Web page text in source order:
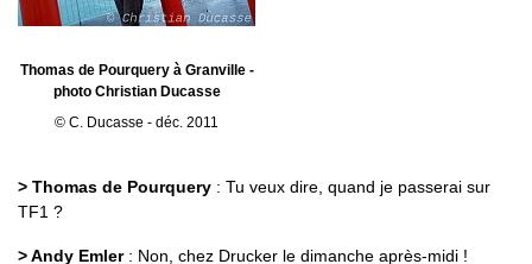
Thomas de Pourquery à Granville -
photo Christian Ducasse
© C. Ducasse - déc. 2011
> Thomas de Pourquery : Tu veux dire, quand je passerai sur
TF1 ?
> Andy Emler: Non, chez Drucker le dimanche après-midi !